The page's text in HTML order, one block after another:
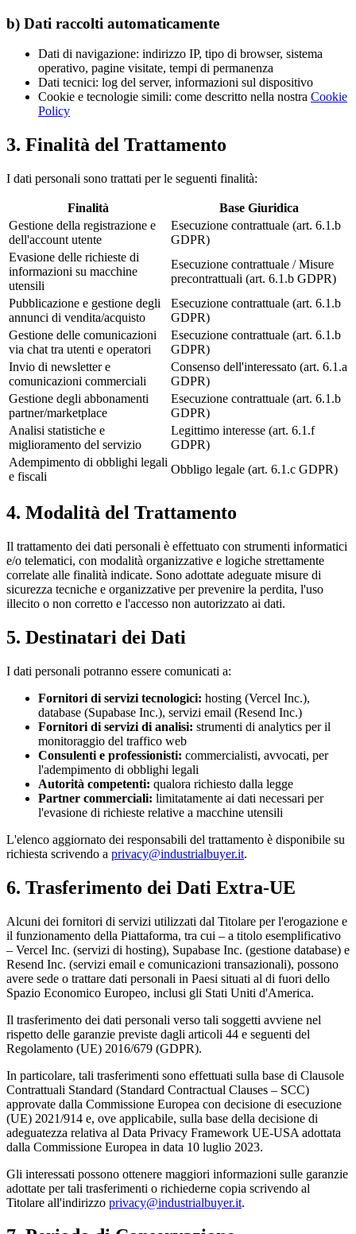
b) Dati raccolti automaticamente
Dati di navigazione: indirizzo IP, tipo di browser, sistema
operativo, pagine visitate, tempi di permanenza
Dati tecnici: log del server, informazioni sul dispositivo
Cookie e tecnologie simili: come descritto nella nostra Cookie
Policy
3. Finalità del Trattamento
I dati personali sono trattati per le seguenti finalità:
Finalità
Base Giuridica
Gestione della registrazione e
dell'account utente
Esecuzione contrattuale (art. 6.1.b
GDPR)
Evasione delle richieste di
informazioni su macchine
utensili
Esecuzione contrattuale / Misure
precontrattuali (art. 6.1.b GDPR)
Pubblicazione e gestione degli
annunci di vendita/acquisto
Esecuzione contrattuale (art. 6.1.b
GDPR)
Gestione delle comunicazioni
via chat tra utenti e operatori
Esecuzione contrattuale (art. 6.1.b
GDPR)
Invio di newsletter e
comunicazioni commerciali
Consenso dell'interessato (art. 6.1.a
GDPR)
Gestione degli abbonamenti
partner/marketplace
Esecuzione contrattuale (art. 6.1.b
GDPR)
Analisi statistiche e
miglioramento del servizio
Legittimo interesse (art. 6.1.f
GDPR)
Adempimento di obblighi legali
e fiscali
Obbligo legale (art. 6.1.c GDPR)
4. Modalità del Trattamento
Il trattamento dei dati personali è effettuato con strumenti informatici
e/o telematici, con modalità organizzative e logiche strettamente
correlate alle finalità indicate. Sono adottate adeguate misure di
sicurezza tecniche e organizzative per prevenire la perdita, l'uso
illecito o non corretto e l'accesso non autorizzato ai dati.
5. Destinatari dei Dati
I dati personali potranno essere comunicati a:
Fornitori di servizi tecnologici: hosting (Vercel Inc.),
database (Supabase Inc.), servizi email (Resend Inc.)
Fornitori di servizi di analisi: strumenti di analytics per il
monitoraggio del traffico web
Consulenti e professionisti: commercialisti, avvocati, per
l'adempimento di obblighi legali
Autorità competenti: qualora richiesto dalla legge
Partner commerciali: limitatamente ai dati necessari per
l'evasione di richieste relative a macchine utensili
L'elenco aggiornato dei responsabili del trattamento è disponibile su
richiesta scrivendo a privacy@industrialbuyer.it.
6. Trasferimento dei Dati Extra-UE
Alcuni dei fornitori di servizi utilizzati dal Titolare per l'erogazione e
il funzionamento della Piattaforma, tra cui – a titolo esemplificativo
– Vercel Inc. (servizi di hosting), Supabase Inc. (gestione database) e
Resend Inc. (servizi email e comunicazioni transazionali), possono
avere sede o trattare dati personali in Paesi situati al di fuori dello
Spazio Economico Europeo, inclusi gli Stati Uniti d'America.
Il trasferimento dei dati personali verso tali soggetti avviene nel
rispetto delle garanzie previste dagli articoli 44 e seguenti del
Regolamento (UE) 2016/679 (GDPR).
In particolare, tali trasferimenti sono effettuati sulla base di Clausole
Contrattuali Standard (Standard Contractual Clauses – SCC)
approvate dalla Commissione Europea con decisione di esecuzione
(UE) 2021/914 e, ove applicabile, sulla base della decisione di
adeguatezza relativa al Data Privacy Framework UE-USA adottata
dalla Commissione Europea in data 10 luglio 2023.
Gli interessati possono ottenere maggiori informazioni sulle garanzie
adottate per tali trasferimenti o richiederne copia scrivendo al
Titolare all'indirizzo privacy@industrialbuyer.it.